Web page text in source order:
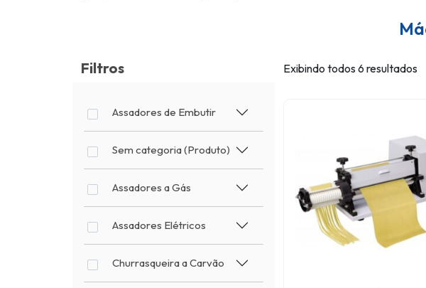
Filtros
Assadores de Embutir
Sem categoria (Produto)
Assadores a Gás
Assadores Elétricos
Churrasqueira a Carvão
Exibindo todos 6 resultados